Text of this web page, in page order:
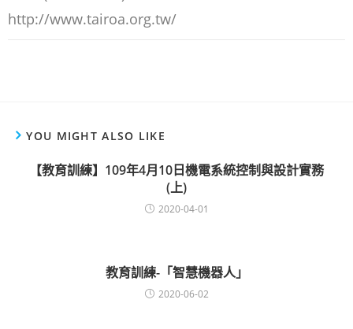
http://www.tairoa.org.tw/
YOU MIGHT ALSO LIKE
【教育訓練】109年4月10日機電系統控制與設計實務
(上)
2020-04-01
教育訓練-「智慧機器人」
2020-06-02